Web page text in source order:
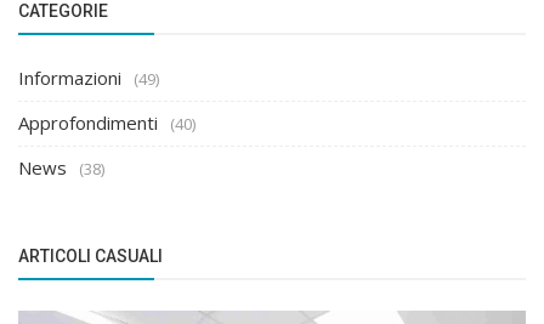
CATEGORIE
Informazioni (49)
Approfondimenti (40)
News (38)
ARTICOLI CASUALI